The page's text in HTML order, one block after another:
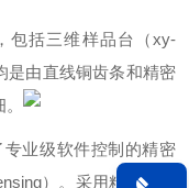
包括三维样品台（xy-
是由直线铜齿条和精密
业级软件控制的精密
）。采用精密线性